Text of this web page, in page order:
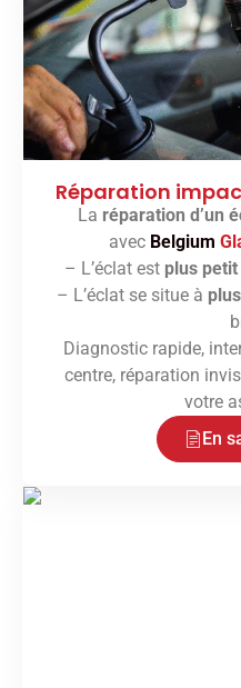
Réparation
La réparation d’un
avec Belgium
– L’éclat est plus petit
– L’éclat se situe à
Diagnostic rapide,
centre, réparation
votre
En